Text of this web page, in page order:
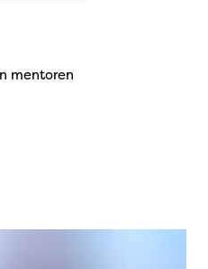
mentoren